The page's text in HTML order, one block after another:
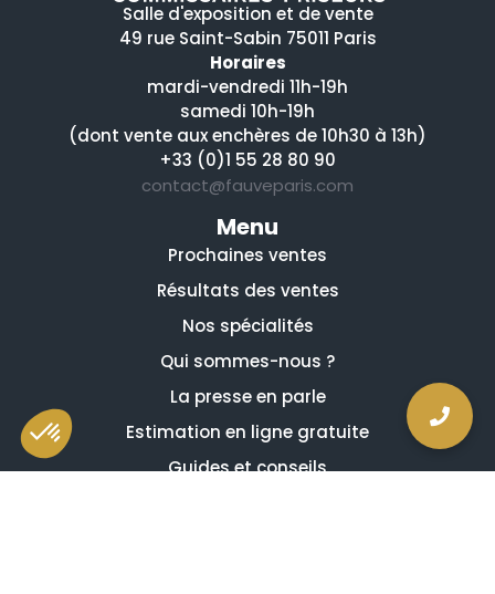
Salle d'exposition et de vente
49 rue Saint-Sabin 75011 Paris
Horaires
mardi-vendredi 11h-19h
samedi 10h-19h
(dont vente aux enchères de 10h30 à 13h)
+33 (0)1 55 28 80 90
contact@fauveparis.com
Menu
Prochaines ventes
Résultats des ventes
Nos spécialités
Qui sommes-nous ?
La presse en parle
Estimation en ligne gratuite
Guides et conseils